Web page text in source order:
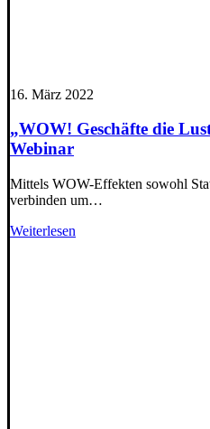
16. März 2022
„WOW! Geschäfte die
Webinar
Mittels WOW-Effekten sowohl
verbinden um…
Weiterlesen